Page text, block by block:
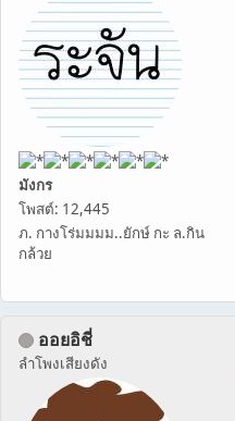
มังกร
โพสต์: 12,445
ภ. กางโร่มมมม..ยักษ์ กะ ล.กิน
กล้วย
ออยอิชี่
ลำโพงเสียงดัง